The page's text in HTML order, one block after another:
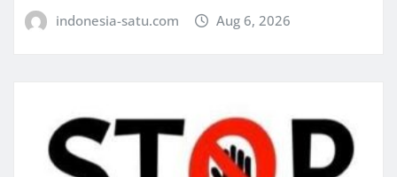
indonesia-satu.com Aug 6, 2026